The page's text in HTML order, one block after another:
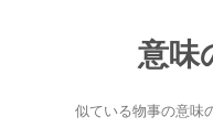
意味
似ている物事の意味